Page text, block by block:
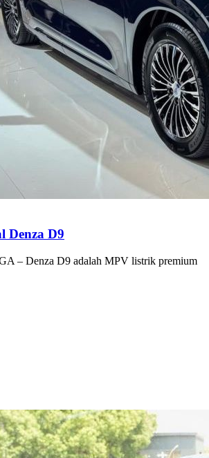
Denza D9
– Denza D9 adalah MPV listrik premium